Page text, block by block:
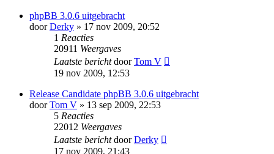
phpBB 3.0.6 uitgebracht
doorDerky » 17 nov 2009, 20:52
1 Reacties
20911 Weergaves
Laatste berichtdoorTom V
19 nov 2009, 12:53
Release Candidate phpBB 3.0.6 uitgebracht
doorTom V » 13 sep 2009, 22:53
5 Reacties
22012 Weergaves
Laatste berichtdoorDerky
17 nov 2009, 21:43